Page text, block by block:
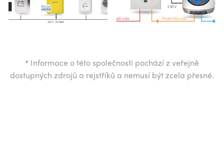
* Informace o této společnosti pochází z veřejně
dostupných zdrojů a rejstříků a nemusí být zcela přesné.